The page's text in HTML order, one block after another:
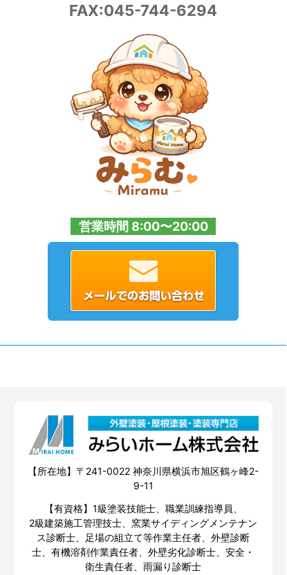
FAX:045-744-6294
営業時間 8:00〜20:00
【所在地】〒241-0022 神奈川県横浜市旭区鶴ヶ峰2-
9-11
【有資格】1級塗装技能士、職業訓練指導員、
2級建築施工管理技士、窯業サイディングメンテナン
ス診断士、足場の組立て等作業主任者、外壁診断
士、有機溶剤作業責任者、外壁劣化診断士、安全・
衛生責任者、雨漏り診断士